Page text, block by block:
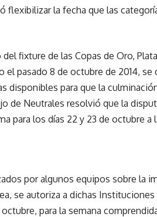
flexibilizar la fecha que las
fixture de las Copas de Oro,
el pasado 8 de octubre de 2014,
disponibles para que la
de Neutrales resolvió que la
para los días 22 y 23 de octubre a
por algunos equipos sobre la
se autoriza a dichas
para la semana